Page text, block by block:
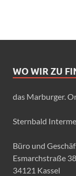
WO WIR ZU
das Marburger.
Sternbald
Büro und
Esmarchstraße 38
34121 Kassel